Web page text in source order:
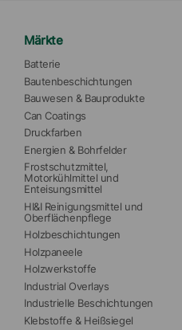
Märkte
Batterie
Bautenbeschichtungen
Bauwesen & Bauprodukte
Can Coatings
Druckfarben
Energien & Bohrfelder
Frostschutzmittel,
Motorkühlmittel und
Enteisungsmittel
HI&I Reinigungsmittel und
Oberflächenpflege
Holzbeschichtungen
Holzpaneele
Holzwerkstoffe
Industrial Overlays
Industrielle Beschichtungen
Klebstoffe & Heißsiegel